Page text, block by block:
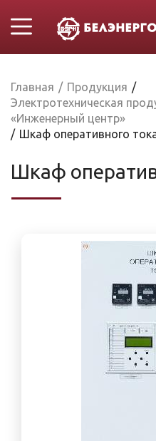
Главная / Продукция /
Электротехническая
«Инженерный центр»
/ Шкаф оперативного
Шкаф